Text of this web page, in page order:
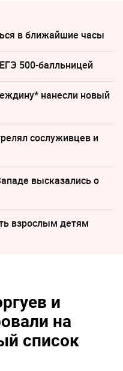
в ближайшие часы
500-балльницей
нанесли новый
сослуживцев и
высказались о
взрослым детям
и
на
список